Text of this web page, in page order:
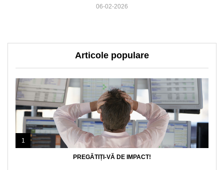
06-02-2026
Articole populare
1
PREGĂTIȚI-VĂ DE IMPACT!